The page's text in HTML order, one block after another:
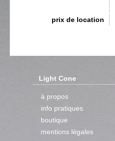
prix de location
Light Cone
à propos
info pratiques
boutique
mentions légales